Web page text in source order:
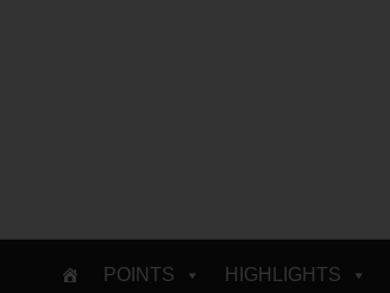
POINTS HIGHLIGHTS